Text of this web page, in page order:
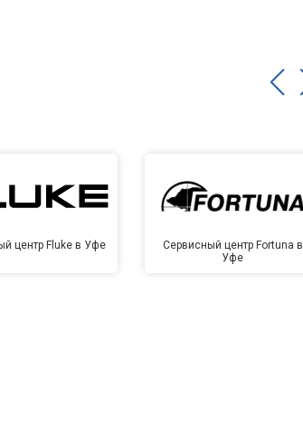
центр Fluke в Уфе
Сервисный центр Fortuna в
Уфе